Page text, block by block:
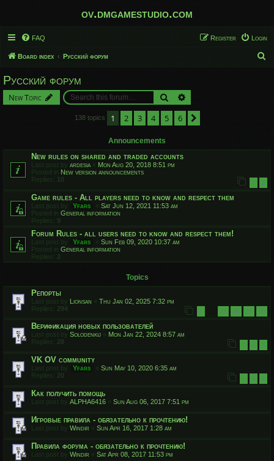
ov.dmgamestudio.com
FAQ Login
Register
Board index Русский форум
Русский форум
New Topic Search
138 topics 1 2 3 4 5 6
Announcements
New rules on shared and traded accounts
Last post by ardesia « Mon Aug 20, 2018 8:51 pm
Posted in New version announcements
Replies: 10 1 2
Game rules - All players need to know and respect them
Last post by Yfars « Sat Jun 12, 2021 11:53 am
Posted in General information
Replies: 9
Forum Rules - all users need to know and respect them!
Last post by Yfars « Sun Feb 09, 2020 10:37 am
Posted in General information
Replies: 2
Topics
Репорты
Last post by Lionsan « Thu Jan 02, 2025 7:32 pm
Replies: 294 1 27 28 29 30
Верификация новых пользователей
Last post by Solodenkij « Mon Jan 22, 2024 8:57 am
Replies: 28 1 2 3
VK OV community
Last post by Yfars « Sun May 10, 2020 6:35 am
Replies: 20 1 2 3
Как получить помощь
Last post by ALPHA6416 « Sun Aug 06, 2017 7:51 pm
Игровые правила - обязательно к прочтению!
Last post by Windir « Sun Apr 16, 2017 1:28 am
Правила форума - обязательно к прочтению!
Last post by Windir « Sat Apr 08, 2017 11:53 pm